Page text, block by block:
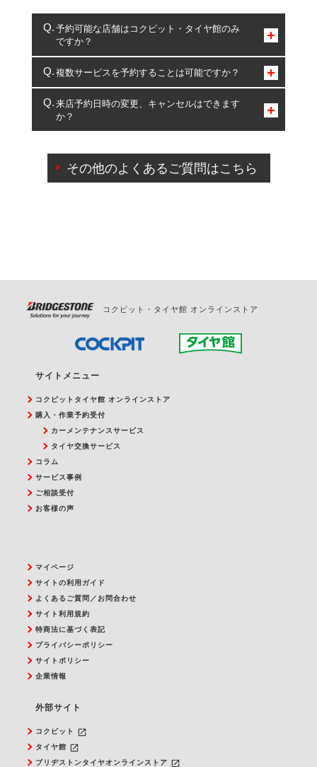
予約可能な店舗はコクピット・タイヤ館のみ
ですか？
コクピット・タイヤ館のみとなります。
複数サービスを予約することは可能ですか？
複数サービスのご予約は可能です。
一部の商品・サービスの組み合わせに限り、同時にご予約が
出来ないものもございます。
来店予約日時の変更、キャンセルはできます
か？
ご来店予約日の3営業日前を過ぎている場合のご予約
の日時変更につきましては、直接ご予約の店舗まで
その他のよくあるご質問はこちら
コクピット・タイヤ館 オンラインストア
サイトメニュー
コクピットタイヤ館 オンラインストア
購入・作業予約受付
カーメンテナンスサービス
タイヤ交換サービス
コラム
サービス事例
ご相談受付
お客様の声
マイページ
サイトの利用ガイド
よくあるご質問／お問合わせ
サイト利用規約
特商法に基づく表記
プライバシーポリシー
サイトポリシー
企業情報
外部サイト
コクピット launch
タイヤ館 launch
ブリヂストンタイヤオンラインストア launch